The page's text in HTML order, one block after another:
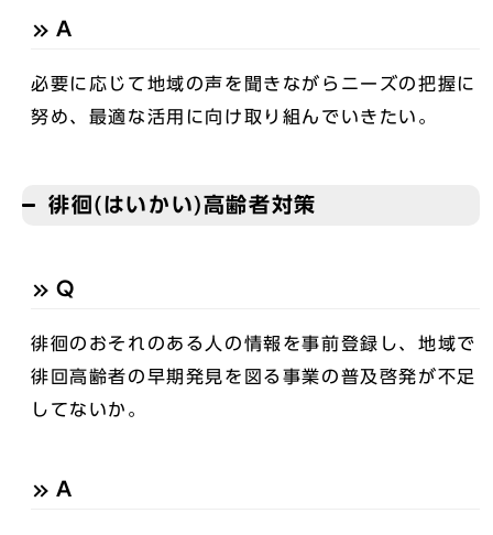
A
必要に応じて地域の声を聞きながらニーズの把握に
努め、最適な活用に向け取り組んでいきたい。
徘徊(はいかい)高齢者対策
Q
徘徊のおそれのある人の情報を事前登録し、地域で
徘回高齢者の早期発見を図る事業の普及啓発が不足
してないか。
A